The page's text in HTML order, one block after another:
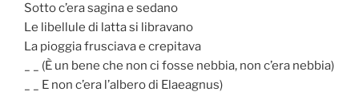
Sotto c’era sagina e sedano
Le libellule di latta si libravano
La pioggia frusciava e crepitava
_ _ (È un bene che non ci fosse nebbia, non c’era nebbia)
_ _ E non c’era l’albero di Elaeagnus)